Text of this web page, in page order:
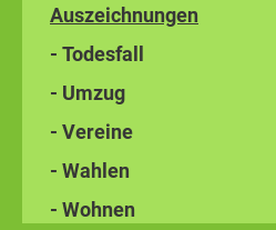
Auszeichnungen
- Todesfall
- Umzug
- Vereine
- Wahlen
- Wohnen